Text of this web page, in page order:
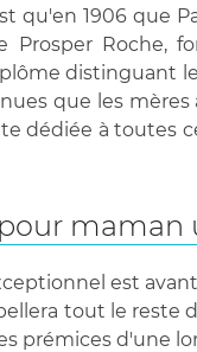
qu'en 1906 que
Prosper Roche,
distinguant
que les mères
dédiée à toutes
maman
est
tout le reste
prémices d'une